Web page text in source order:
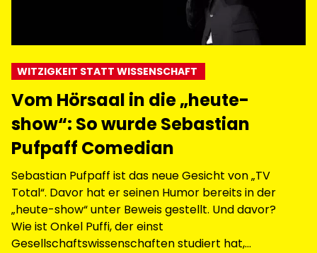
WITZIGKEIT STATT WISSENSCHAFT
Vom Hörsaal in die „heute-
show“: So wurde Sebastian
Pufpaff Comedian
Sebastian Pufpaff ist das neue Gesicht von „TV
Total“. Davor hat er seinen Humor bereits in der
„heute-show“ unter Beweis gestellt. Und davor?
Wie ist Onkel Puffi, der einst
Gesellschaftswissenschaften studiert hat,